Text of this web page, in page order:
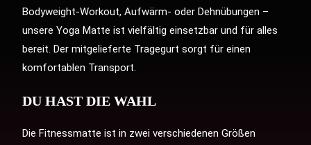
Bodyweight-Workout, Aufwärm- oder Dehnübungen –
unsere Yoga Matte ist vielfältig einsetzbar und für alles
bereit. Der mitgelieferte Tragegurt sorgt für einen
komfortablen Transport.
DU HAST DIE WAHL
Die Fitnessmatte ist in zwei verschiedenen Größen